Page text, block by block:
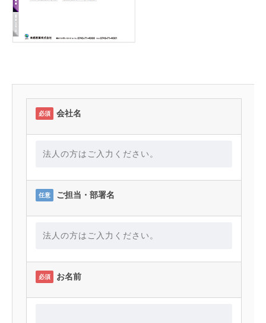
必須 会社名
任意 ご担当・部署名
必須 お名前